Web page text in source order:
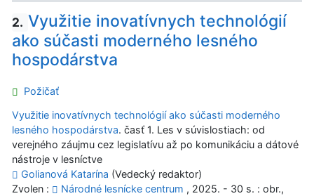
2. Využitie inovatívnych technológií
ako súčasti moderného lesného
hospodárstva
Požičať
Využitie inovatívnych technológií ako súčasti moderného
lesného hospodárstva. časť 1. Les v súvislostiach: od
verejného záujmu cez legislatívu až po komunikáciu a dátové
nástroje v lesníctve
Golianová Katarína (Vedecký redaktor)
Zvolen :
Národné lesnícke centrum , 2025. - 30 s. : obr.,